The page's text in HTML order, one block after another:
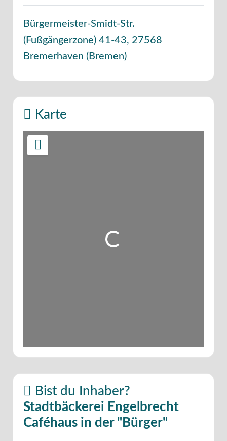
Bürgermeister-Smidt-Str.
(Fußgängerzone) 41-43, 27568
Bremerhaven (Bremen)
Karte
Wird geladen …
Bist du Inhaber?
Stadtbäckerei Engelbrecht
Caféhaus in der "Bürger"